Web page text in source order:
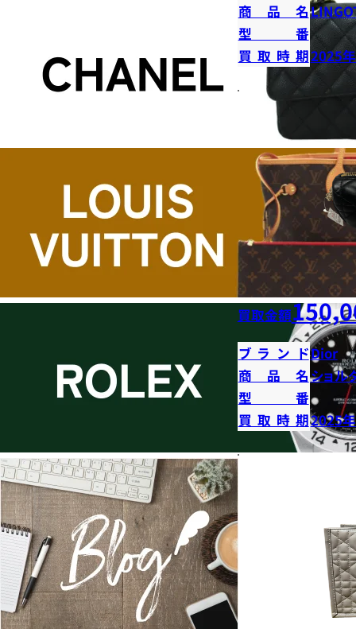
商品名
型番
買取時期2025
買取金額
ブランドDior
商品名ショル
型番
買取時期2025